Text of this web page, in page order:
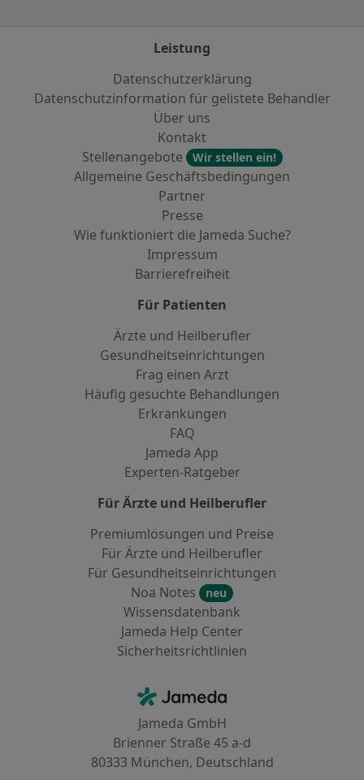
Leistung
Datenschutzerklärung
Datenschutzinformation für gelistete Behandler
Über uns
Kontakt
Stellenangebote
Wir stellen ein!
Allgemeine Geschäftsbedingungen
Partner
Presse
Wie funktioniert die Jameda Suche?
Impressum
Barrierefreiheit
Für Patienten
Ärzte und Heilberufler
Gesundheitseinrichtungen
Frag einen Arzt
Häufig gesuchte Behandlungen
Erkrankungen
FAQ
Jameda App
Experten-Ratgeber
Für Ärzte und Heilberufler
Premiumlösungen und Preise
Für Ärzte und Heilberufler
Für Gesundheitseinrichtungen
Noa Notes
neu
Wissensdatenbank
Jameda Help Center
Sicherheitsrichtlinien
Jameda - Startseite
Jameda GmbH
Brienner Straße 45 a-d
80333 München, Deutschland